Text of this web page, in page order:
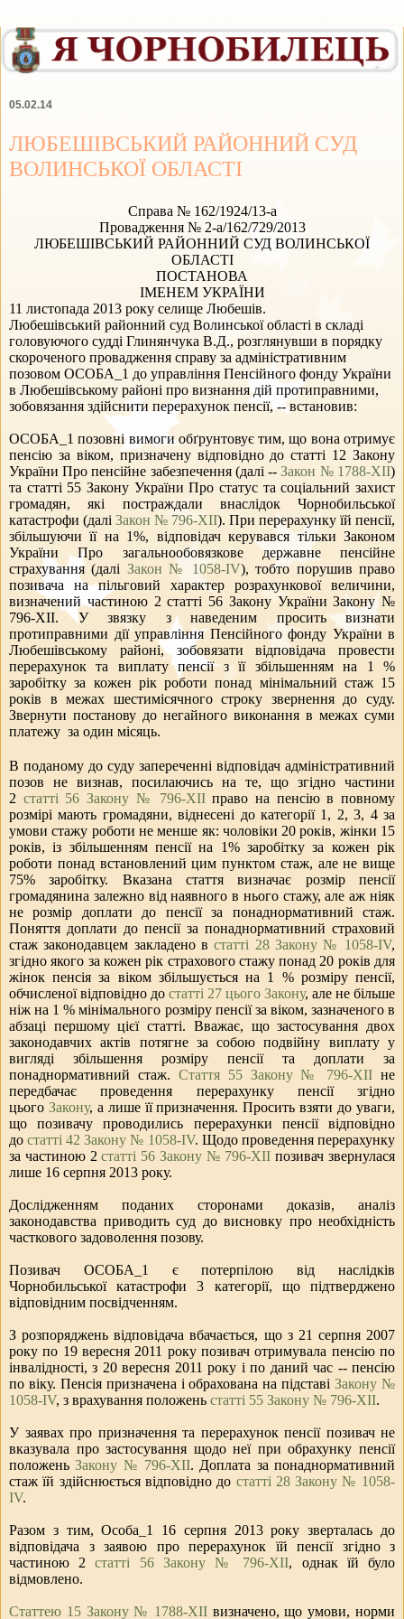
05.02.14
ЛЮБЕШІВСЬКИЙ РАЙОННИЙ СУД
ВОЛИНСЬКОЇ ОБЛАСТІ
Справа № 162/1924/13-а
Провадження № 2-а/162/729/2013
ЛЮБЕШІВСЬКИЙ РАЙОННИЙ СУД ВОЛИНСЬКОЇ
ОБЛАСТІ
ПОСТАНОВА
ІМЕНЕМ УКРАЇНИ
11 листопада 2013 року селище Любешів.
Любешівський районний суд Волинської області в складі
головуючого судді Глинянчука В.Д., розглянувши в порядку
скороченого провадження справу за адміністративним
позовом ОСОБА_1 до управління Пенсійного фонду України
в Любешівському районі про визнання дій протиправними,
зобовязання здійснити перерахунок пенсії, -- встановив:
ОСОБА_1 позовні вимоги обґрунтовує тим, що вона отримує
пенсію за віком, призначену відповідно до статті 12 Закону
України Про пенсійне забезпечення (далі -- Закон № 1788-XII)
та статті 55 Закону України Про статус та соціальний захист
громадян, які постраждали внаслідок Чорнобильської
катастрофи (далі Закон № 796-ХІІ). При перерахунку їй пенсії,
збільшуючи її на 1%, відповідач керувався тільки Законом
України
Про загальнообовязкове державне пенсійне
страхування (далі Закон № 1058-IV), тобто порушив право
позивача на пільговий характер розрахункової величини,
визначений частиною 2 статті 56 Закону України Закону №
796-ХІІ. У звязку з наведеним просить визнати
протиправними дії управління Пенсійного фонду України в
Любешівському районі, зобовязати відповідача провести
перерахунок та виплату пенсії з її збільшенням на 1 %
заробітку за кожен рік роботи понад мінімальний стаж 15
років в межах шестимісячного строку звернення до суду.
Звернути постанову до негайного виконання в межах суми
платежу за один місяць.
В поданому до суду запереченні відповідач адміністративний
позов не визнав, посилаючись на те, що згідно частини
2 статті 56 Закону № 796-ХІІ право на пенсію в повному
розмірі мають громадяни, віднесені до категорії 1, 2, 3, 4 за
умови стажу роботи не менше як: чоловіки 20 років, жінки 15
років, із збільшенням пенсії на 1% заробітку за кожен рік
роботи понад встановлений цим пунктом стаж, але не вище
75% заробітку. Вказана стаття визначає розмір пенсії
громадянина залежно від наявного в нього стажу, але аж ніяк
не розмір доплати до пенсії за понаднормативний стаж.
Поняття доплати до пенсії за понаднормативний страховий
стаж законодавцем закладено в статті 28 Закону № 1058-IV,
згідно якого за кожен рік страхового стажу понад 20 років для
жінок пенсія за віком збільшується на 1 % розміру пенсії,
обчисленої відповідно до статті 27 цього Закону, але не більше
ніж на 1 % мінімального розміру пенсії за віком, зазначеного в
абзаці першому цієї статті. Вважає, що застосування двох
законодавчих актів потягне за собою подвійну виплату у
вигляді збільшення розміру пенсії та доплати за
понаднормативний стаж. Стаття 55 Закону № 796-ХІІ не
передбачає проведення перерахунку пенсії згідно
цього Закону, а лише її призначення. Просить взяти до уваги,
що позивачу проводились перерахунки пенсії відповідно
до статті 42 Закону № 1058-IV. Щодо проведення перерахунку
за частиною 2 статті 56 Закону № 796-ХІІ позивач звернулася
лише 16 серпня 2013 року.
Дослідженням поданих сторонами доказів, аналіз
законодавства приводить суд до висновку про необхідність
часткового задоволення позову.
Позивач ОСОБА_1 є потерпілою від наслідків
Чорнобильської катастрофи 3 категорії, що підтверджено
відповідним посвідченням.
З розпоряджень відповідача вбачається, що з 21 серпня 2007
року по 19 вересня 2011 року позивач отримувала пенсію по
інвалідності, з 20 вересня 2011 року і по даний час -- пенсію
по віку. Пенсія призначена і обрахована на підставі Закону №
1058-IV, з врахування положень статті 55 Закону № 796-ХІІ.
У заявах про призначення та перерахунок пенсії позивач не
вказувала про застосування щодо неї при обрахунку пенсії
положень Закону № 796-ХІІ. Доплата за понаднормативний
стаж їй здійснюється відповідно до статті 28 Закону № 1058-
IV.
Разом з тим, Особа_1 16 серпня 2013 року зверталась до
відповідача з заявою про перерахунок їй пенсії згідно з
частиною 2
статті 56 Закону № 796-ХІІ, однак їй було
відмовлено.
Статтею 15 Закону № 1788-XII визначено, що умови, норми